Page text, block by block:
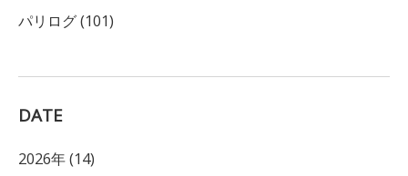
パリログ (101)
DATE
2026年 (14)